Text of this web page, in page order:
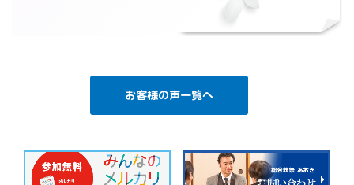
お客様の声一覧へ